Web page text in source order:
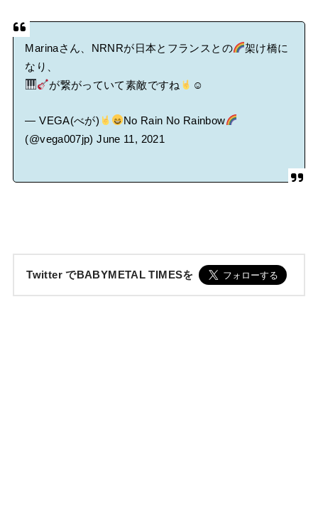
Marinaさん、NRNRが日本とフランスとの
架け橋に
なり、
が繋がっていて素敵ですね
☺
— VEGA(べが)
No Rain No Rainbow
(@vega007jp)June 11, 2021
Twitter でBABYMETAL TIMESを